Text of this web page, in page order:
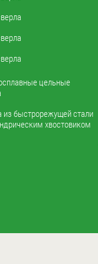
цельные
из быстрорежущей стали
хвостовиком